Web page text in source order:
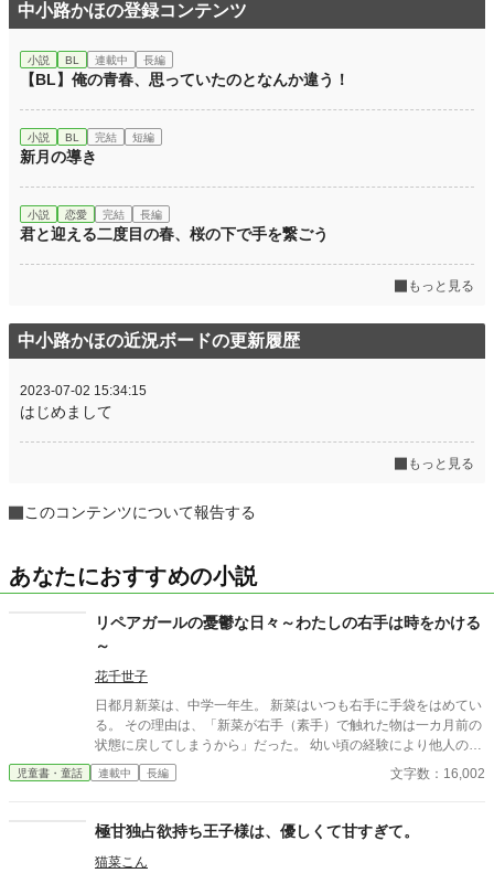
お気に入り 2
24h.ポイント 21 pt
更新日時 2025.07.13 17:01
週間ポイント 42 pt (48,661 位)
累計ポイント 5,018 pt (125,347 位)
中小路かほの登録コンテンツ
小説 BL 連載中 長編
【BL】俺の青春、思っていたのとなんか違う！
小説 BL 完結 短編
新月の導き
小説 恋愛 完結 長編
君と迎える二度目の春、桜の下で手を繋ごう
もっと見る
中小路かほの近況ボードの更新履歴
2023-07-02 15:34:15
はじめまして
もっと見る
このコンテンツについて報告する
あなたにおすすめの小説
リペアガールの憂鬱な日々～わたしの右手は時をかける
～
花千世子
日都月新菜は、中学一年生。 新菜はいつも右手に手袋をはめてい
る。 その理由は、「新菜が右手（素手）で触れた物は一カ月前の
状態に戻してしまうから」だった。 幼い頃の経験により他人の物
に触れないようにしていた。 そんな新菜はある日、不良として有
名なクラスメイト古賀大和のスマホを壊してしまう。 誰もいない
が それを大和本人に見られてしまい――？！ ※この作品はフィク
ションであり、実在の人物・団体・事件・自然災害等とは一切関
係ありません。 また、SF的な被害表現が含まれますが、物語の
児童書・童話 連載中 長編 文字数：16,002
極甘独占欲持ち王子様は、優しくて甘すぎて。
猫菜こん